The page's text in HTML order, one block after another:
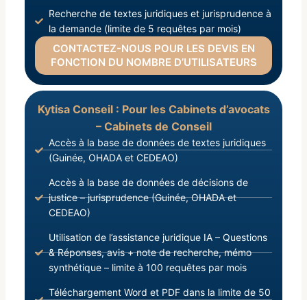
Recherche de textes juridiques et jurisprudence à
la demande (limite de 5 requêtes par mois)
CONTACTEZ-NOUS POUR LES DEVIS EN
FONCTION DU NOMBRE D’UTILISATEURS
Kytisa Conseil : Pour les Cabinets d’avocats
– Cabinets de Conseil
Accès à la base de données de textes juridiques
(Guinée, OHADA et CEDEAO)
Accès à la base de données de décisions de
justice – jurisprudence (Guinée, OHADA et
CEDEAO)
Utilisation de l’assistance juridique IA – Questions
& Réponses, avis + note de recherche, mémo
synthétique – limite à 100 requêtes par mois
Téléchargement Word et PDF dans la limite de 50